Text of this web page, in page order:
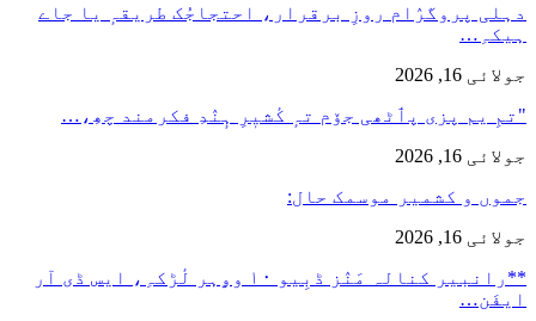
دہلی پروگرٛام روزِ برقرار، احتجاجُک طریقہٕ یا جاے
ہیکہِ…
جولائی 16, 2026
"تمِ یم پزی پٲٹھی جۆم تہٕ کٔشیٖرِ ہٕنٛدِ فکرمند چھِ،…
جولائی 16, 2026
جموں و کشمیر موسمک حال:
جولائی 16, 2026
**رانبیر کنالہ مَنٛز ڈبِیو ۱۰ وۄہر لٔڑکہِ، ایس ڈی آر
ایفَن…